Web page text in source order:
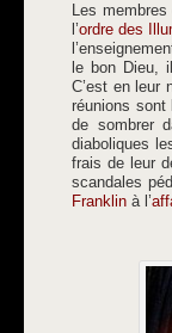
Les
l’ordre des
le bon Dieu,
C’est en leur
réunions sont
de sombrer
diaboliques
frais de leur
scandales
Franklin à l’